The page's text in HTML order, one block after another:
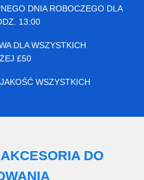
DNIA ROBOCZEGO DLA
13:00
DLA WSZYSTKICH
£50
WSZYSTKICH
DO